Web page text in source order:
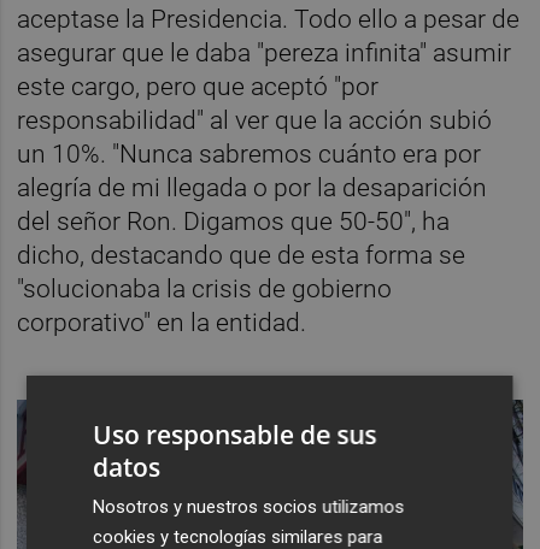
aceptase la Presidencia. Todo ello a pesar de
asegurar que le daba "pereza infinita" asumir
este cargo, pero que aceptó "por
responsabilidad" al ver que la acción subió
un 10%. "Nunca sabremos cuánto era por
alegría de mi llegada o por la desaparición
del señor Ron. Digamos que 50-50", ha
dicho, destacando que de esta forma se
"solucionaba la crisis de gobierno
corporativo" en la entidad.
Uso responsable de sus
datos
Nosotros y nuestros socios utilizamos
cookies y tecnologías similares para